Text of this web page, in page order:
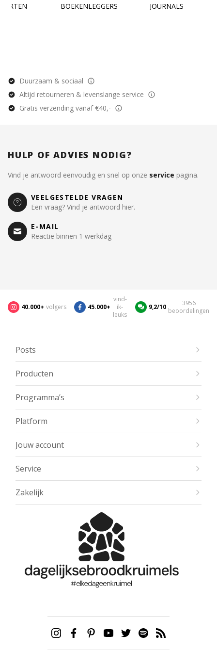
BOEKENLEGGERS JOURNALS
Duurzaam & sociaal
Altijd retourneren & levenslange service
Gratis verzending vanaf €40,-
HULP OF ADVIES NODIG?
Vind je antwoord eenvoudig en snel op onze service pagina.
VEELGESTELDE VRAGEN
Een vraag? Vind je antwoord hier.
E-MAIL
Reactie binnen 1 werkdag
40.000+ volgers 45.000+
vind-
ik-
leuks
9,2/10
3956
beoordelingen
Posts
Producten
Programma’s
Platform
Jouw account
Service
Zakelijk